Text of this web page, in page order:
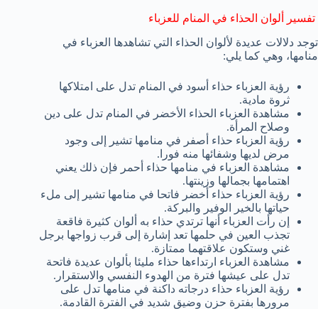
تفسير ألوان الحذاء في المنام للعزباء
توجد دلالات عديدة لألوان الحذاء التي تشاهدها العزباء في
منامها، وهي كما يلي:
رؤية العزباء حذاء أسود في المنام تدل على امتلاكها
ثروة مادية.
مشاهدة العزباء الحذاء الأخضر في المنام تدل على دين
وصلاح المرأة.
رؤية العزباء حذاء أصفر في منامها تشير إلى وجود
مرض لديها وشفائها منه فورا.
مشاهدة العزباء في منامها حذاء أحمر فإن ذلك يعني
اهتمامها بجمالها وزينتها.
رؤية العزباء حذاء أخضر فاتحا في منامها تشير إلى ملء
حياتها بالخير الوفير والبركة.
إن رأت العزباء أنها ترتدي حذاء به ألوان كثيرة فاقعة
تجذب العين في حلمها تعد إشارة إلى قرب زواجها برجل
غني وستكون علاقتهما ممتازة.
مشاهدة العزباء ارتداءها حذاء مليئا بألوان عديدة فاتحة
تدل على عيشها فترة من الهدوء النفسي والاستقرار.
رؤية العزباء حذاء درجاته داكنة في منامها تدل على
مرورها بفترة حزن وضيق شديد في الفترة القادمة.